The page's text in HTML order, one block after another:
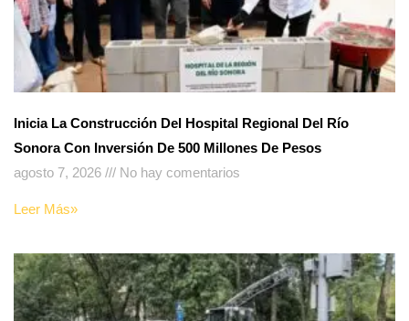
Inicia La Construcción Del Hospital Regional Del Río
Sonora Con Inversión De 500 Millones De Pesos
agosto 7, 2026
No hay comentarios
Leer Más»